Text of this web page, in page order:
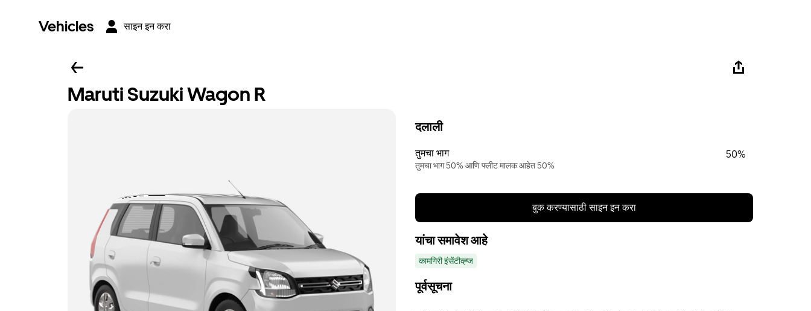
Vehicles साइन इन करा
Maruti Suzuki Wagon R
दलाली
तुमचा भाग
तुमचा भाग 50% आणि फ्लीट मालक आहेत 50%
50%
बुक करण्यासाठी साइन इन करा
यांचा समावेश आहे
कामगिरी इंसेंटीव्ह्ज
पूर्वसूचना